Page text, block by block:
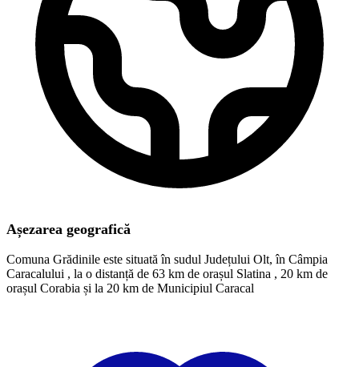
Așezarea geografică
Comuna Grădinile este situată în sudul Județului Olt, în Câmpia
Caracalului , la o distanță de 63 km de orașul Slatina , 20 km de
orașul Corabia și la 20 km de Municipiul Caracal